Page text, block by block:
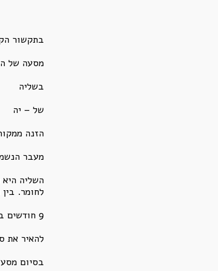
בתקשור
מסעה של
בשליה
של – יה
הזנה
מעבר
השליה היא
לחומר.
9 חודשים בהם הגוף הפיזי נבנה ומתכונן לעבור בתעלת הלידה אל אויר העולם בו הוא עתיד להתקיים.
להאיר את
בסיום